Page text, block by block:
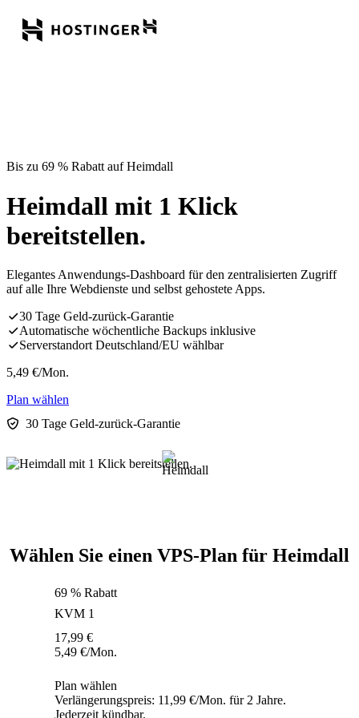
Bis zu 69 % Rabatt auf Heimdall
Heimdall mit 1 Klick
bereitstellen.
Elegantes Anwendungs-Dashboard für den zentralisierten Zugriff
auf alle Ihre Webdienste und selbst gehostete Apps.
30 Tage Geld-zurück-Garantie
Automatische wöchentliche Backups inklusive
Serverstandort Deutschland/EU wählbar
5,49 €/Mon.
Plan wählen
30 Tage Geld-zurück-Garantie
Wählen Sie einen VPS-Plan für Heimdall
69 % Rabatt
KVM 1
17,99 €
5,49 €/Mon.
Plan wählen
Verlängerungspreis: 11,99 €/Mon. für 2 Jahre.
Jederzeit kündbar.